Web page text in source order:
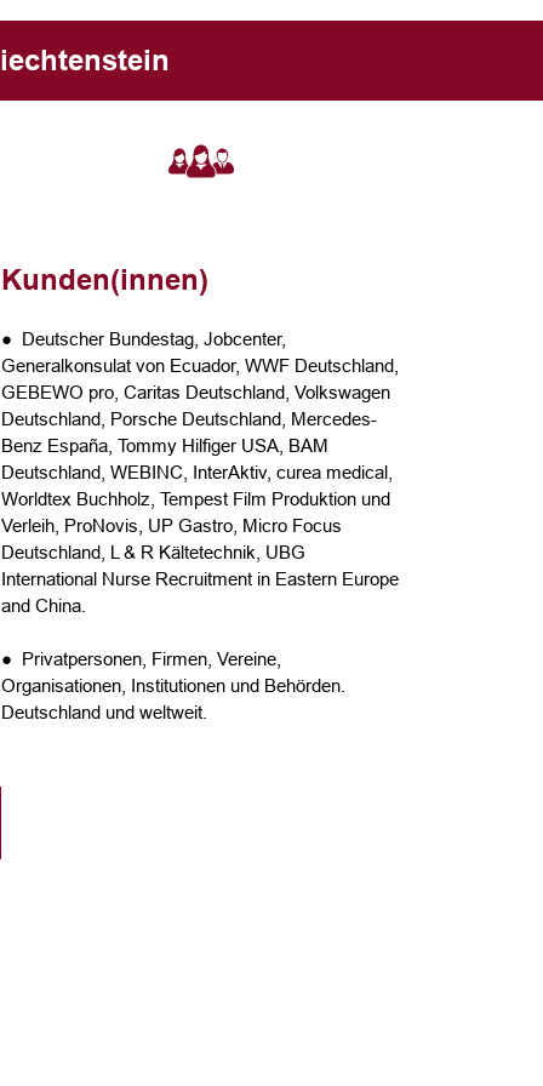
Kunden(innen)
● Deutscher Bundestag, Jobcenter,
Generalkonsulat von Ecuador, WWF Deutschland,
GEBEWO pro, Caritas Deutschland, Volkswagen
Deutschland, Porsche Deutschland, Mercedes-
Benz España, Tommy Hilfiger USA, BAM
Deutschland, WEBINC, InterAktiv, curea medical,
Worldtex Buchholz, Tempest Film Produktion und
Verleih, ProNovis, UP Gastro, Micro Focus
Deutschland, L & R Kältetechnik, UBG
International Nurse Recruitment in Eastern Europe
and China.
● Privatpersonen, Firmen, Vereine,
Organisationen, Institutionen und Behörden.
Deutschland und weltweit.